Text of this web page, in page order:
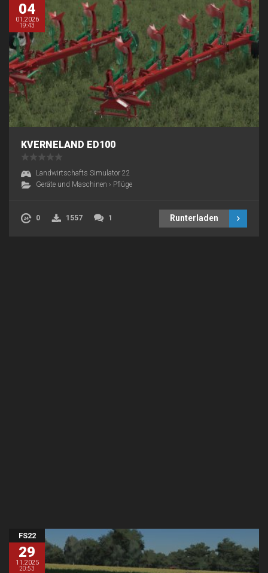
04
01.2026
19:43
KVERNELAND ED100
Landwirtschafts Simulator 22
Geräte und Maschinen › Pflüge
0 1557 1 Runterladen
FS22
29
11.2025
20:53